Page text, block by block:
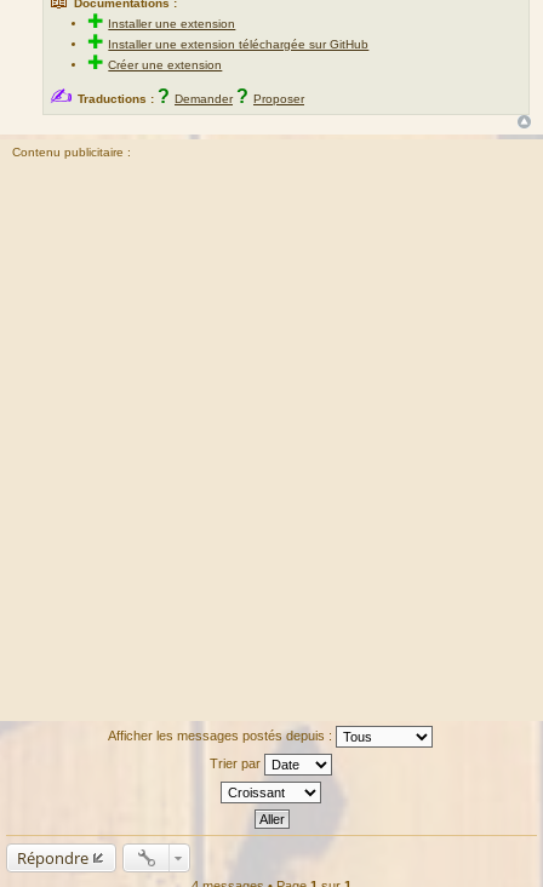
Documentations :
✚ Installer une extension
✚ Installer une extension téléchargée sur GitHub
✚Créer une extension
✍ Traductions : ? Demander ? Proposer
Contenu publicitaire :
Afficher les messages postés depuis :
Trier par
Répondre